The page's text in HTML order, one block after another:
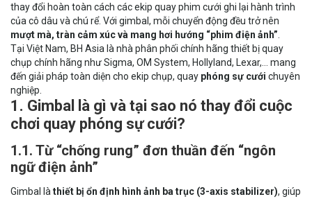
thay đổi hoàn toàn cách các ekip quay phim cưới ghi lại hành trình
của cô dâu và chú rể. Với gimbal, mỗi chuyển động đều trở nên
mượt mà, tràn cảm xúc và mang hơi hướng “phim điện ảnh”.
Tại Việt Nam, BH Asia là nhà phân phối chính hãng thiết bị quay
chụp chính hãng nhưSigma, OM System, Hollyland, Lexar,… mang
đến giải pháp toàn diện cho ekip chụp, quay phóng sự cưới chuyên
nghiệp.
1. Gimbal là gì và tại sao nó thay đổi cuộc
chơi quay phóng sự cưới?
1.1. Từ “chống rung” đơn thuần đến “ngôn
ngữ điện ảnh”
Gimbal làthiết bị ổn định hình ảnh ba trục (3-axis stabilizer), giúp